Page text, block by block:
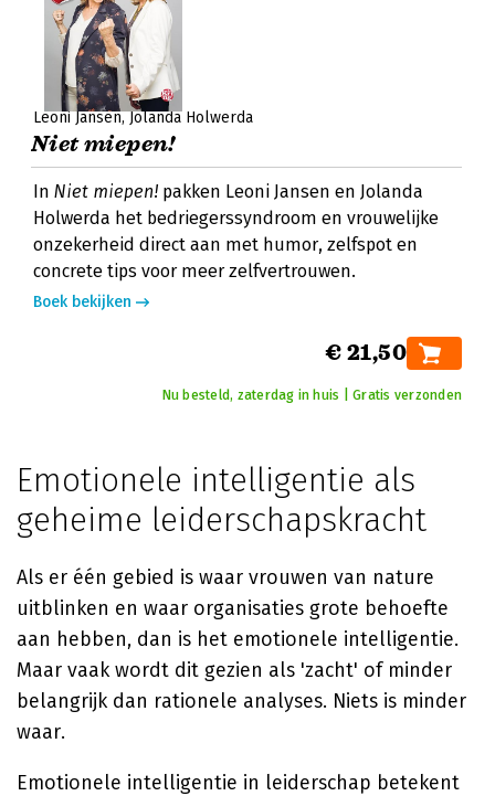
Leoni Jansen Jolanda Holwerda
Niet miepen!
In Niet miepen! pakken Leoni Jansen en Jolanda
Holwerda het bedriegerssyndroom en vrouwelijke
onzekerheid direct aan met humor, zelfspot en
concrete tips voor meer zelfvertrouwen.
Boek bekijken
€ 21,50
Nu besteld, zaterdag in huis | Gratis verzonden
Emotionele intelligentie als
geheime leiderschapskracht
Als er één gebied is waar vrouwen van nature
uitblinken en waar organisaties grote behoefte
aan hebben, dan is het emotionele intelligentie.
Maar vaak wordt dit gezien als 'zacht' of minder
belangrijk dan rationele analyses. Niets is minder
waar.
Emotionele intelligentie in leiderschap betekent